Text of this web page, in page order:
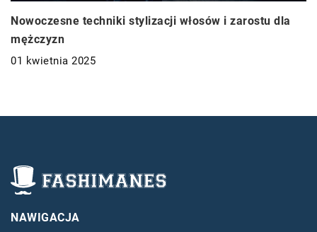
Nowoczesne techniki stylizacji włosów i zarostu dla
mężczyzn
01 kwietnia 2025
NAWIGACJA